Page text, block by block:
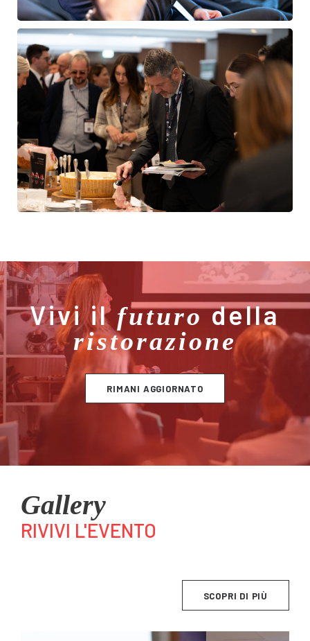
Vivi il futurodella
ristorazione
RIMANI AGGIORNATO
Gallery
RIVIVI L'EVENTO
SCOPRI DI PIÙ